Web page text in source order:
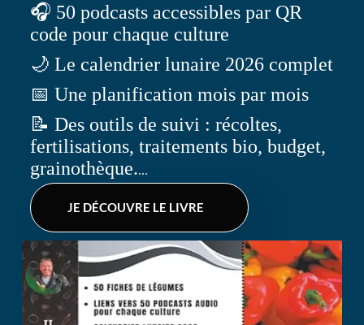
🎧 50 podcasts accessibles par QR
code pour chaque culture
🌙 Le calendrier lunaire 2026 complet
📅 Une planification mois par mois
📝 Des outils de suivi : récoltes,
fertilisations, traitements bio, budget,
grainothèque....
JE DÉCOUVRE LE LIVRE